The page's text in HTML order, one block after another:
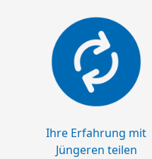
Ihre Erfahrung mit
Jüngeren teilen